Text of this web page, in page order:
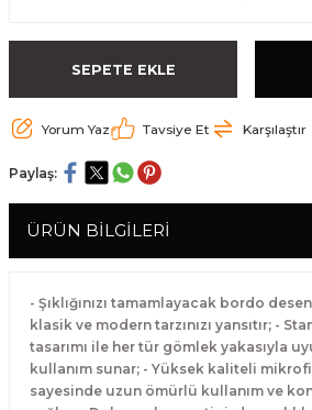
SEPETE EKLE
Yorum Yaz Tavsiye Et Karşılaştır
Paylaş:
ÜRÜN BİLGİLERİ
- Şıklığınızı tamamlayacak bordo
klasik ve modern tarzınızı yansıtır; -
tasarımı ile her tür gömlek yakasıyla
kullanım sunar; - Yüksek kaliteli
sayesinde uzun ömürlü kullanım ve